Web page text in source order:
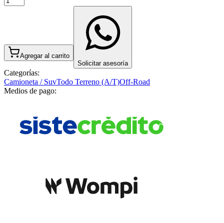
Agregar al carrito
Solicitar asesoría
Categorías:
Camioneta / SuvTodo Terreno (A/T)Off-Road
Medios de pago: